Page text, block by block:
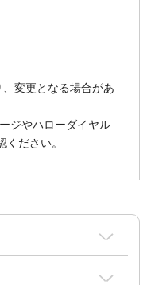
変更となる場合があ
ジやハローダイヤル
ださい。